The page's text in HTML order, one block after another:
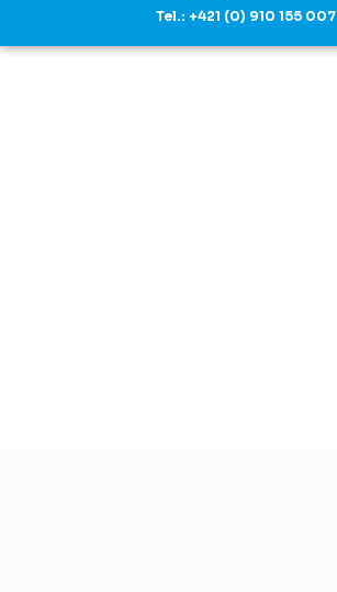
Tel.: +421 (0) 910 155 007